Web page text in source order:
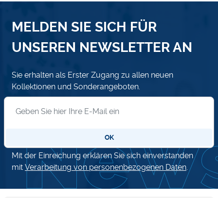
MELDEN SIE SICH FÜR
UNSEREN NEWSLETTER AN
Sie erhalten als Erster Zugang zu allen neuen
Kollektionen und Sonderangeboten.
OK
Mit der Einreichung erklären Sie sich einverstanden
mit Verarbeitung von personenbezogenen Daten.